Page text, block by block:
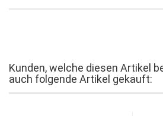
Kunden, welche diesen Artikel
auch folgende Artikel gekauft: